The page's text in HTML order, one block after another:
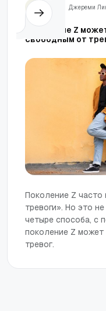
Джереми
Поколение Z
свободным от
Поколение Z
тревоги». Но это
четыре способа, с
поколение Z может
тревог.